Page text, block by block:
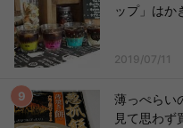
ップ」はか
2019/07/11
薄っぺらい
見て思わず